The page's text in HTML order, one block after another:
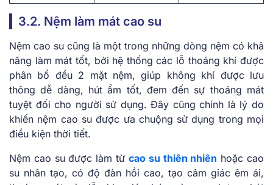
3.2. Nệm làm mát cao su
Nệm cao su cũng là một trong những dòng nệm có khả
năng làm mát tốt, bởi hệ thống các lỗ thoáng khí được
phân bổ đều 2 mặt nệm, giúp không khí được lưu
thông dễ dàng, hút ẩm tốt, đem đến sự thoáng mát
tuyệt đối cho người sử dụng. Đây cũng chính là lý do
khiến nệm cao su được ưa chuộng sử dụng trong mọi
điều kiện thời tiết.
Nệm cao su được làm từ cao su thiên nhiên hoặc cao
su nhân tạo, có độ đàn hồi cao, tạo cảm giác êm ái,